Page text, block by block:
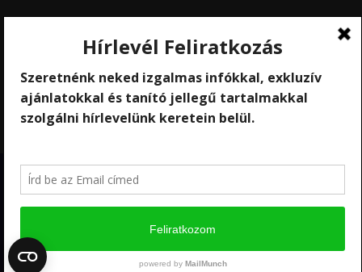
SZERVER ÜZEMELTETÉS
SZOFTVERBÉRLÉS
STREAMING
Copyright 2026 © RackForest
Szolgáltatások
Kapcsolat
Ügyfél-elégedettség mérés